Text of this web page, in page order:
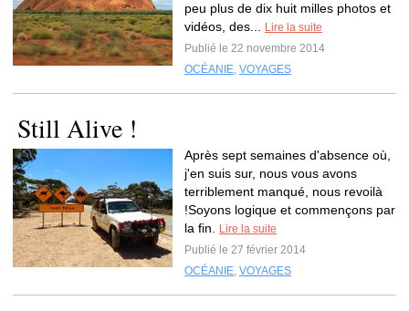
peu plus de dix huit milles photos et
vidéos, des...
Lire la suite
Publié le 22 novembre 2014
OCÉANIE, VOYAGES
Still Alive !
Après sept semaines d'absence où,
j'en suis sur, nous vous avons
terriblement manqué, nous revoilà
!Soyons logique et commençons par
la fin.
Lire la suite
Publié le 27 février 2014
OCÉANIE, VOYAGES